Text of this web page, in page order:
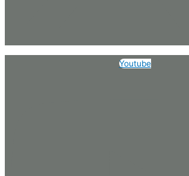
Youtube